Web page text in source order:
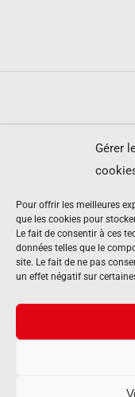
Gérer
Pour offrir les meilleures
que les cookies pour
Le fait de consentir à ces
données telles que le
site. Le fait de ne pas
un effet négatif sur